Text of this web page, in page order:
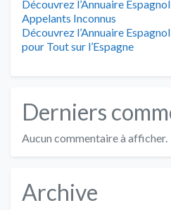
Découvrez l’Annuaire
Appelants Inconnus
Découvrez l’Annuaire
pour Tout sur l’Espagne
Derniers
Aucun commentaire à afficher.
Archive